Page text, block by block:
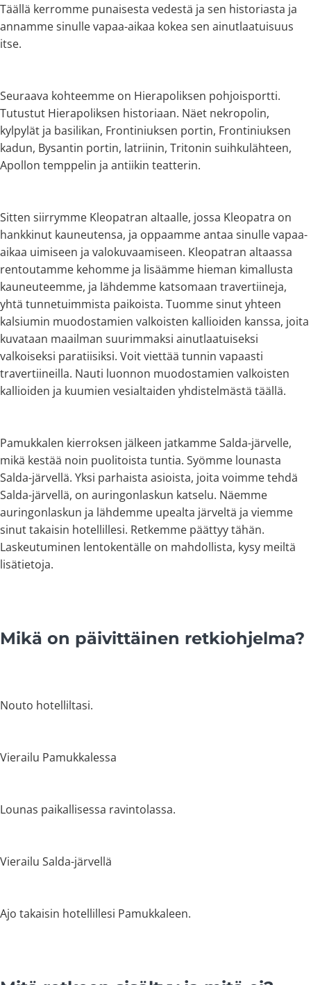
Täällä kerromme punaisesta vedestä ja sen historiasta ja
annamme sinulle vapaa-aikaa kokea sen ainutlaatuisuus
itse.
Seuraava kohteemme on Hierapoliksen pohjoisportti.
Tutustut Hierapoliksen historiaan. Näet nekropolin,
kylpylät ja basilikan, Frontiniuksen portin, Frontiniuksen
kadun, Bysantin portin, latriinin, Tritonin suihkulähteen,
Apollon temppelin ja antiikin teatterin.
Sitten siirrymme Kleopatran altaalle, jossa Kleopatra on
hankkinut kauneutensa, ja oppaamme antaa sinulle vapaa-
aikaa uimiseen ja valokuvaamiseen. Kleopatran altaassa
rentoutamme kehomme ja lisäämme hieman kimallusta
kauneuteemme, ja lähdemme katsomaan travertiineja,
yhtä tunnetuimmista paikoista. Tuomme sinut yhteen
kalsiumin muodostamien valkoisten kallioiden kanssa, joita
kuvataan maailman suurimmaksi ainutlaatuiseksi
valkoiseksi paratiisiksi. Voit viettää tunnin vapaasti
travertiineilla. Nauti luonnon muodostamien valkoisten
kallioiden ja kuumien vesialtaiden yhdistelmästä täällä.
Pamukkalen kierroksen jälkeen jatkamme Salda-järvelle,
mikä kestää noin puolitoista tuntia. Syömme lounasta
Salda-järvellä. Yksi parhaista asioista, joita voimme tehdä
Salda-järvellä, on auringonlaskun katselu. Näemme
auringonlaskun ja lähdemme upealta järveltä ja viemme
sinut takaisin hotellillesi. Retkemme päättyy tähän.
Laskeutuminen lentokentälle on mahdollista, kysy meiltä
lisätietoja.
Mikä on päivittäinen retkiohjelma?
Nouto hotelliltasi.
Vierailu Pamukkalessa
Lounas paikallisessa ravintolassa.
Vierailu Salda-järvellä
Ajo takaisin hotellillesi Pamukkaleen.